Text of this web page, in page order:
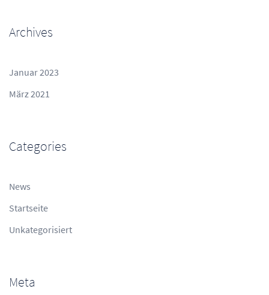
Archives
Januar 2023
März 2021
Categories
News
Startseite
Unkategorisiert
Meta